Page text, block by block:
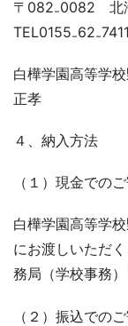
〒082₋0082 北
TEL0155₋62₋7411
白樺学園高等学
正孝
４、納入方法
（１）現金での
白樺学園高等学
にお渡しいただ
務局（学校事務）
（２）振込での